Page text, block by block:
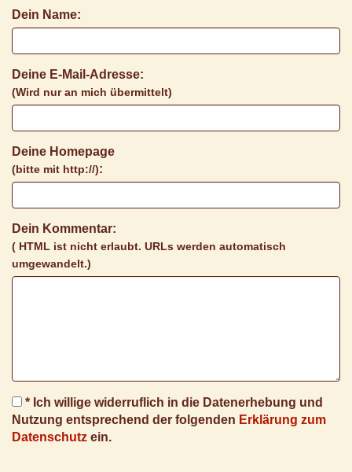
Dein Name:
Deine E-Mail-Adresse:
(Wird nur an mich übermittelt)
Deine Homepage
(bitte mit http://):
Dein Kommentar:
( HTML ist nicht erlaubt. URLs werden automatisch
umgewandelt.)
* Ich willige widerruflich in die Datenerhebung und
Nutzung entsprechend der folgenden Erklärung zum
Datenschutz ein.